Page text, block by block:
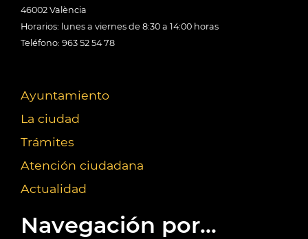
46002 València
Horarios: lunes a viernes de 8:30 a 14:00 horas
Teléfono: 963 52 54 78
Ayuntamiento
La ciudad
Trámites
Atención ciudadana
Actualidad
Navegación por...